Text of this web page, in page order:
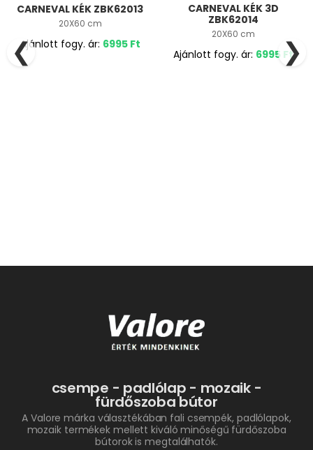
CARNEVAL KÉK ZBK62013
20X60 cm
Ajánlott fogy. ár: 6995 Ft
CARNEVAL KÉK 3D
ZBK62014
20X60 cm
Ajánlott fogy. ár: 6995 Ft
❮ ❯
csempe - padlólap - mozaik -
fürdőszoba bútor
A Valore márka választékában fali csempék, padlólapok,
mozaik termékek mellett kiváló minőségű fürdőszoba
bútorok is megtalálhatók.